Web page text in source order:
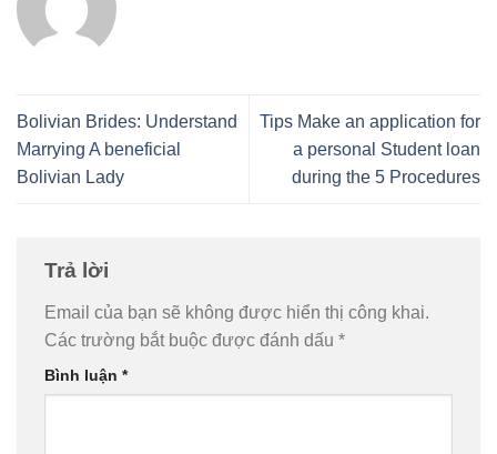
Bolivian Brides: Understand
Marrying A beneficial
Bolivian Lady
Tips Make an application for
a personal Student loan
during the 5 Procedures
Trả lời
Email của bạn sẽ không được hiển thị công khai.
Các trường bắt buộc được đánh dấu *
Bình luận *